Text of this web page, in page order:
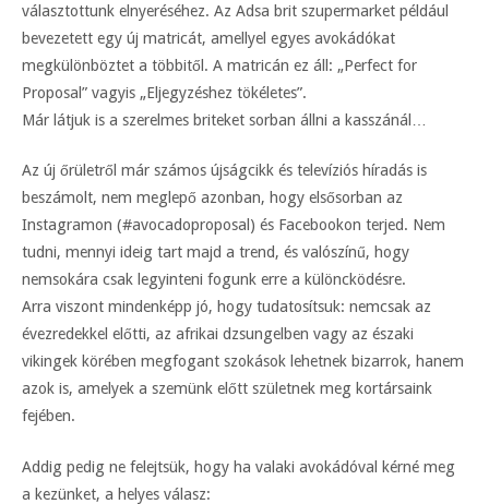
választottunk elnyeréséhez. Az Adsa brit szupermarket például
bevezetett egy új matricát, amellyel egyes avokádókat
megkülönböztet a többitől. A matricán ez áll: „Perfect for
Proposal” vagyis „Eljegyzéshez tökéletes”.
Már látjuk is a szerelmes briteket sorban állni a kasszánál…
Az új őrületről már számos újságcikk és televíziós híradás is
beszámolt, nem meglepő azonban, hogy elsősorban az
Instagramon (#avocadoproposal) és Facebookon terjed. Nem
tudni, mennyi ideig tart majd a trend, és valószínű, hogy
nemsokára csak legyinteni fogunk erre a különcködésre.
Arra viszont mindenképp jó, hogy tudatosítsuk: nemcsak az
évezredekkel előtti, az afrikai dzsungelben vagy az északi
vikingek körében megfogant szokások lehetnek bizarrok, hanem
azok is, amelyek a szemünk előtt születnek meg kortársaink
fejében.
Addig pedig ne felejtsük, hogy ha valaki avokádóval kérné meg
a kezünket, a helyes válasz: